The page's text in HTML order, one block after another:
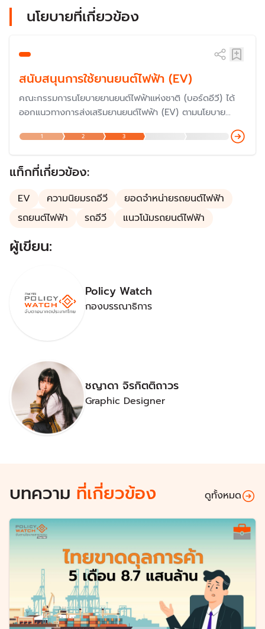
นโยบายที่เกี่ยวข้อง
สนับสนุนการใช้ยานยนต์ไฟฟ้า (EV)
คณะกรรมการนโยบายยานยนต์ไฟฟ้าแห่งชาติ (บอร์ดอีวี) ได้
ออกแนวทางการส่งเสริมยานยนต์ไฟฟ้า (EV) ตามนโยบาย
30@30 เพื่อเตรียมความพร้อมในการก้าวเข้าสู่สังคมคาร์บอน
ต่ำ (Low-carbon Society) และให้ประเทศไทยเป็นศูนย์กลาง
การผลิตยานยนต์ไฟฟ้า รวมทั้งชิ้นส่วนต่างๆ (EV Hub) ที่
สำคัญแห่งหนึ่งของภูมิภาคและของโลก
1 2 3
แท็กที่เกี่ยวข้อง:
EV ความนิยมรถอีวี
ยอดจำหน่ายรถยนต์ไฟฟ้า
รถยนต์ไฟฟ้า
รถอีวี แนวโน้มรถยนต์ไฟฟ้า
ผู้เขียน:
Policy Watch
กองบรรณาธิการ
ชญาดา จิรกิตติถาวร
Graphic Designer
บทความ ที่เกี่ยวข้อง ดูทั้งหมด